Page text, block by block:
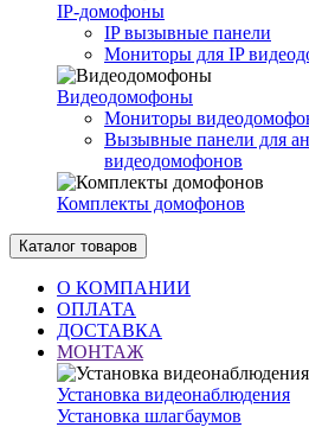
IP-домофоны
IP вызывные панели
Мониторы для IP
Видеодомофоны
Мониторы
Вызывные панели для
видеодомофонов
Комплекты домофонов
Каталог товаров
О КОМПАНИИ
ОПЛАТА
ДОСТАВКА
МОНТАЖ
Установка видеонаблюдения
Установка шлагбаумов